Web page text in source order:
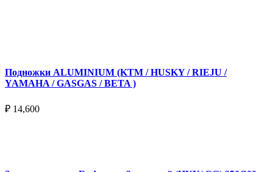
Подножки ALUMINIUM (KTM / HUSKY / RIEJU /
YAMAHA / GASGAS / BETA )
₽ 14,600